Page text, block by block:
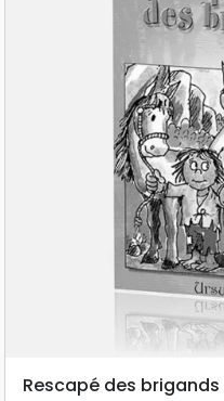
Rescapé des brigands